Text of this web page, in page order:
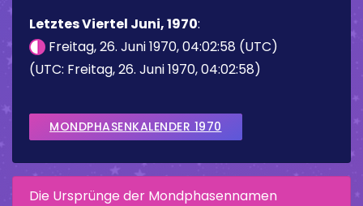
Letztes Viertel Juni, 1970:
Freitag, 26. Juni 1970, 04:02:58 (UTC)
(UTC: Freitag, 26. Juni 1970, 04:02:58)
MONDPHASENKALENDER 1970
Die Ursprünge der Mondphasennamen